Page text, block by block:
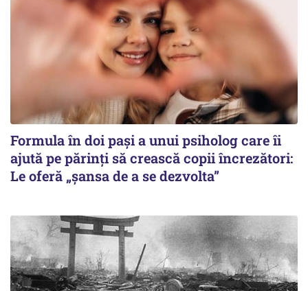
Formula în doi pași a unui psiholog care îi
ajută pe părinți să crească copii încrezători:
Le oferă „șansa de a se dezvolta”